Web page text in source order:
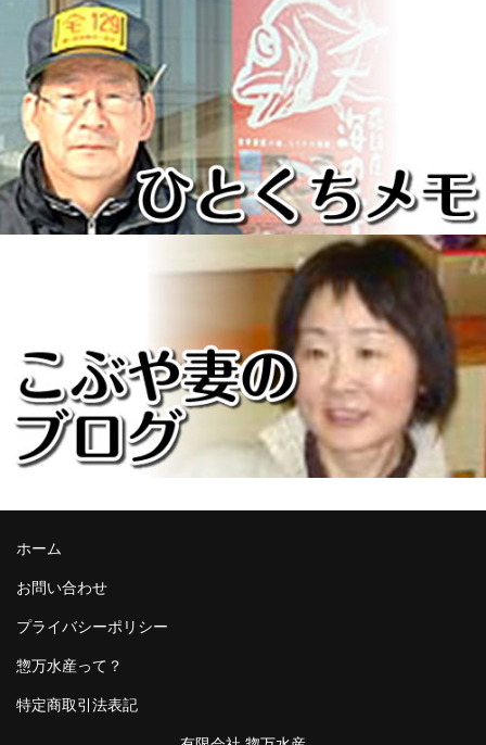
ホーム
お問い合わせ
プライバシーポリシー
惣万水産って？
特定商取引法表記